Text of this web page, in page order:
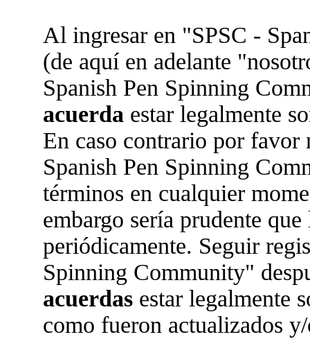
Al ingresar en "SPSC -
(de aquí en adelante
Spanish Pen Spinning
acuerda estar legalmente
En caso contrario por favor
Spanish Pen Spinning
términos en cualquier
embargo sería prudente
periódicamente. Seguir
Spinning Community"
acuerdas estar legalmente
como fueron actualizados